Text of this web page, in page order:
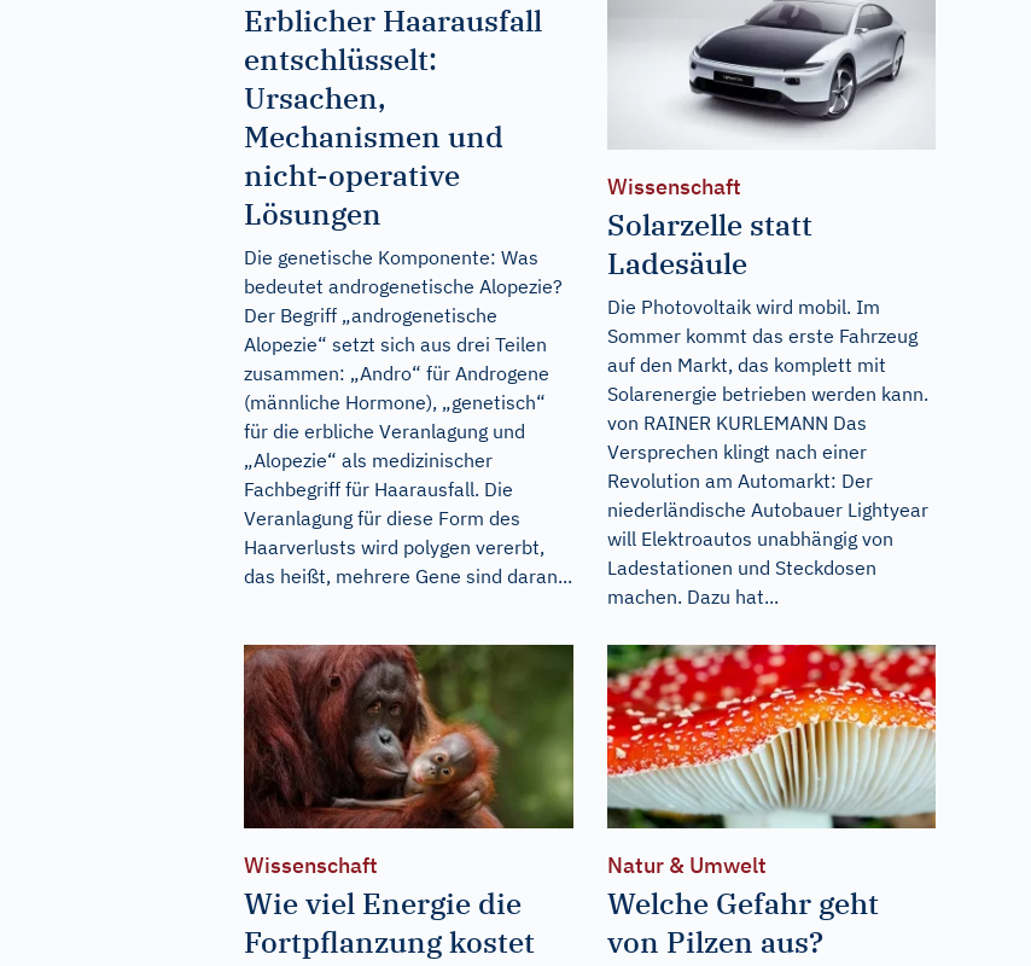
Erblicher Haarausfall
entschlüsselt:
Ursachen,
Mechanismen und
nicht-operative
Lösungen
Die genetische Komponente: Was
bedeutet androgenetische Alopezie?
Der Begriff „androgenetische
Alopezie“ setzt sich aus drei Teilen
zusammen: „Andro“ für Androgene
(männliche Hormone), „genetisch“
für die erbliche Veranlagung und
„Alopezie“ als medizinischer
Fachbegriff für Haarausfall. Die
Veranlagung für diese Form des
Haarverlusts wird polygen vererbt,
das heißt, mehrere Gene sind daran...
Wissenschaft
Solarzelle statt
Ladesäule
Die Photovoltaik wird mobil. Im
Sommer kommt das erste Fahrzeug
auf den Markt, das komplett mit
Solarenergie betrieben werden kann.
von RAINER KURLEMANN Das
Versprechen klingt nach einer
Revolution am Automarkt: Der
niederländische Autobauer Lightyear
will Elektroautos unabhängig von
Ladestationen und Steckdosen
machen. Dazu hat...
Wissenschaft
Wie viel Energie die
Fortpflanzung kostet
Natur & Umwelt
Welche Gefahr geht
von Pilzen aus?